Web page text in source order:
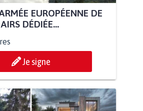
EUROPÉENNE DE
DÉDIÉE...
Je signe